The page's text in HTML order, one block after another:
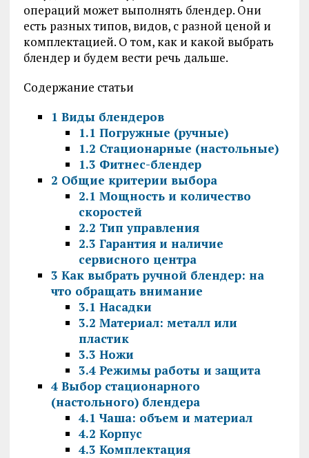
операций может выполнять блендер. Они
есть разных типов, видов, с разной ценой и
комплектацией. О том, как и какой выбрать
блендер и будем вести речь дальше.
Содержание статьи
1 Виды блендеров
1.1 Погружные (ручные)
1.2 Стационарные (настольные)
1.3 Фитнес-блендер
2 Общие критерии выбора
2.1 Мощность и количество
скоростей
2.2 Тип управления
2.3 Гарантия и наличие
сервисного центра
3 Как выбрать ручной блендер: на
что обращать внимание
3.1 Насадки
3.2 Материал: металл или
пластик
3.3 Ножи
3.4Режимы работы и защита
4Выбор стационарного
(настольного) блендера
4.1 Чаша: объем и материал
4.2 Корпус
4.3 Комплектация